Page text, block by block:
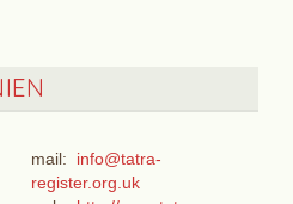
mail: info@tatra-
register.org.uk